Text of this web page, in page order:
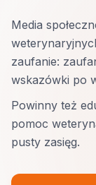
Media
zaufanie:
wskazówki po
Powinny też
pomoc
pusty zasięg.